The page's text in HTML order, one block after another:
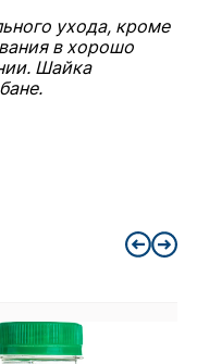
ухода, кроме
в хорошо
Шайка